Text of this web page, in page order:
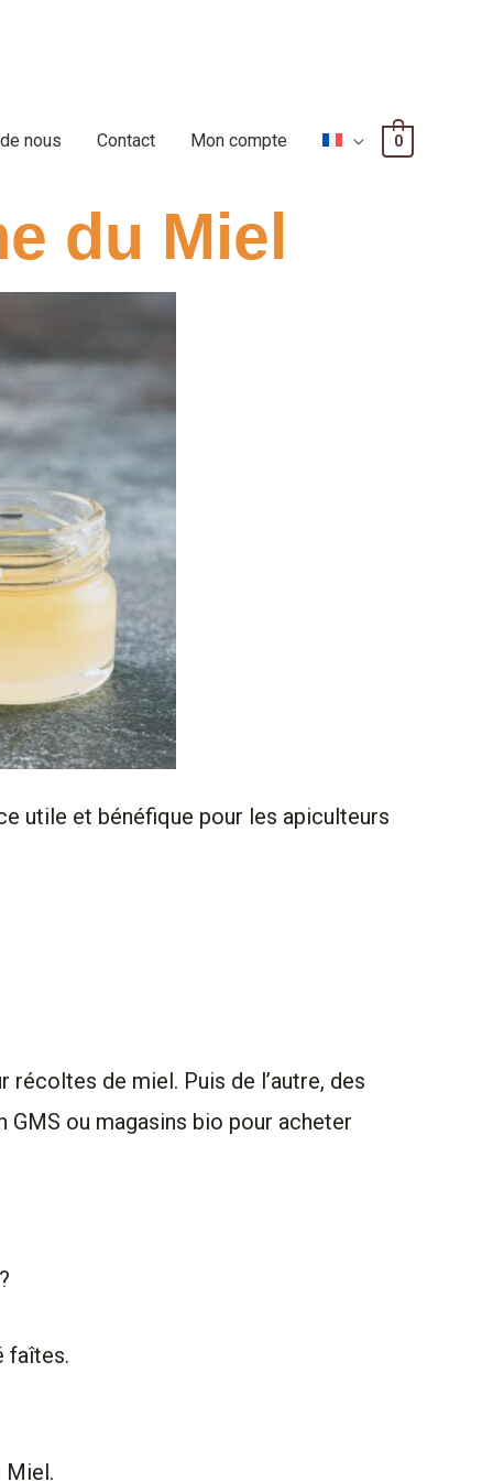
nous Contact Mon compte 0
du Miel
utile et bénéfique pour les apiculteurs
récoltes de miel. Puis de l’autre, des
GMS ou magasins bio pour acheter
faîtes.
Miel.